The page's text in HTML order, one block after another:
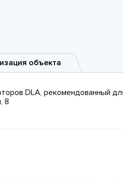
объекта
DLA, рекомендованный
8